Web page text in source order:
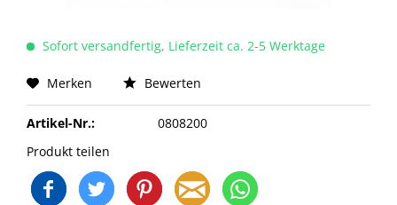
Sofort versandfertig, Lieferzeit ca. 2-5 Werktage
Merken Bewerten
Artikel-Nr.:
0808200
Produkt teilen